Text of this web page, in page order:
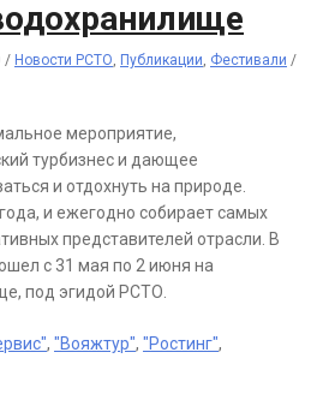
/ Новости РСТО, Публикации, Фестивали /
мероприятие,
турбизнес и дающее
и отдохнуть на природе.
и ежегодно собирает самых
представителей отрасли. В
с 31 мая по 2 июня на
под эгидой РСТО.
, "Вояжтур", "Ростинг",